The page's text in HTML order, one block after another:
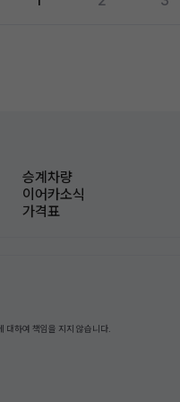
승계차량
이어카소식
가격표
대하여 책임을 지지 않습니다.